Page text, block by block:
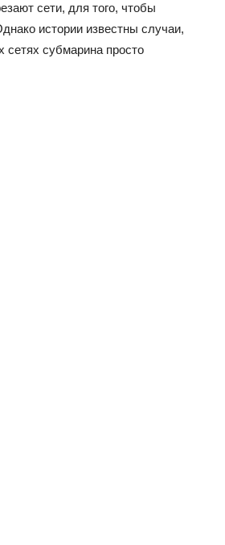
сети, для того, чтобы
истории известны случаи,
сетях субмарина просто